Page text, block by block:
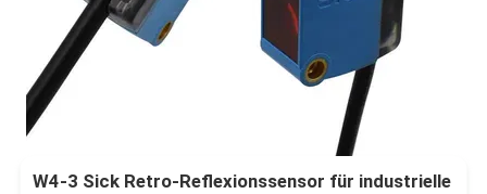
W4-3 Sick Retro-Reflexionssensor für industrielle